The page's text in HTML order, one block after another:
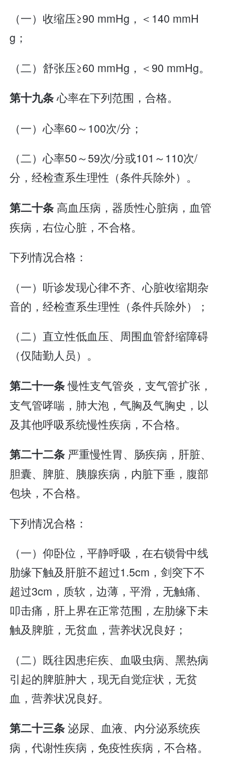
（一）收缩压≥90 mmHg，＜140 mmH
g；
（二）舒张压≥60 mmHg，＜90 mmHg。
第十九条心率在下列范围，合格。
（一）心率60～100次/分；
（二）心率50～59次/分或101～110次/
分，经检查系生理性（条件兵除外）。
第二十条 高血压病，器质性心脏病，血管
疾病，右位心脏，不合格。
下列情况合格：
（一）听诊发现心律不齐、心脏收缩期杂
音的，经检查系生理性（条件兵除外）；
（二）直立性低血压、周围血管舒缩障碍
（仅陆勤人员）。
第二十一条慢性支气管炎，支气管扩张，
支气管哮喘，肺大泡，气胸及气胸史，以
及其他呼吸系统慢性疾病，不合格。
第二十二条 严重慢性胃、肠疾病，肝脏、
胆囊、脾脏、胰腺疾病，内脏下垂，腹部
包块，不合格。
下列情况合格：
（一）仰卧位，平静呼吸，在右锁骨中线
肋缘下触及肝脏不超过1.5cm，剑突下不
超过3cm，质软，边薄，平滑，无触痛、
叩击痛，肝上界在正常范围，左肋缘下未
触及脾脏，无贫血，营养状况良好；
（二）既往因患疟疾、血吸虫病、黑热病
引起的脾脏肿大，现无自觉症状，无贫
血，营养状况良好。
第二十三条泌尿、血液、内分泌系统疾
病，代谢性疾病，免疫性疾病，不合格。